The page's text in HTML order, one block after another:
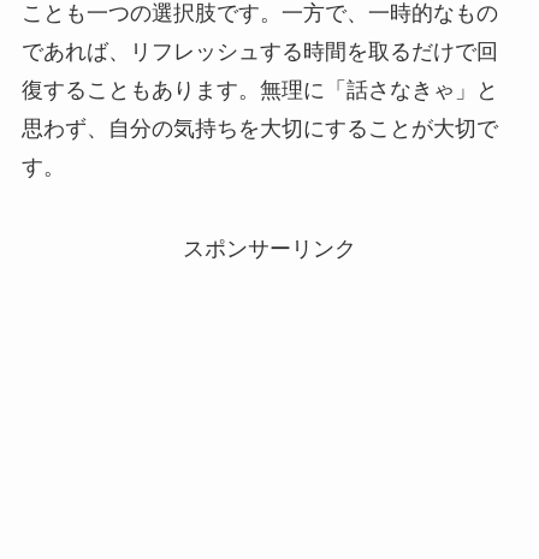
ことも一つの選択肢です。一方で、一時的なもの
であれば、リフレッシュする時間を取るだけで回
復することもあります。無理に「話さなきゃ」と
思わず、自分の気持ちを大切にすることが大切で
す。
スポンサーリンク